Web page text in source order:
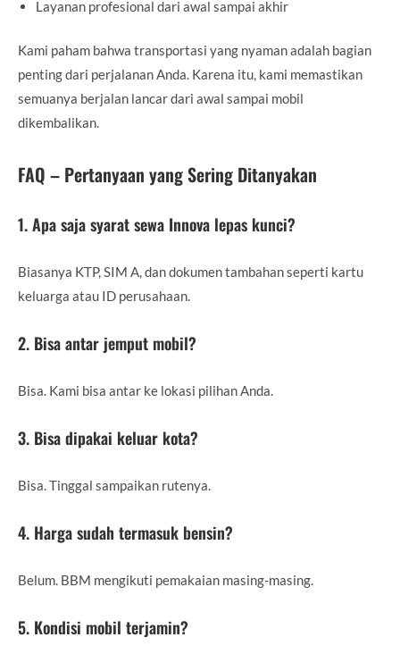
Layanan profesional dari awal sampai akhir
Kami paham bahwa transportasi yang nyaman adalah bagian
penting dari perjalanan Anda. Karena itu, kami memastikan
semuanya berjalan lancar dari awal sampai mobil
dikembalikan.
FAQ – Pertanyaan yang Sering Ditanyakan
1. Apa saja syarat sewa Innova lepas kunci?
Biasanya KTP, SIM A, dan dokumen tambahan seperti kartu
keluarga atau ID perusahaan.
2. Bisa antar jemput mobil?
Bisa. Kami bisa antar ke lokasi pilihan Anda.
3. Bisa dipakai keluar kota?
Bisa. Tinggal sampaikan rutenya.
4. Harga sudah termasuk bensin?
Belum. BBM mengikuti pemakaian masing-masing.
5. Kondisi mobil terjamin?